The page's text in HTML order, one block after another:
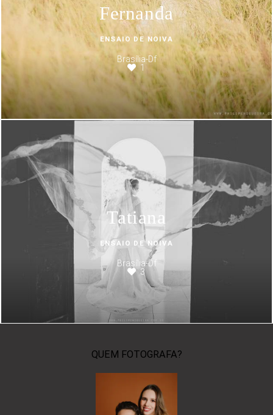
Fernanda
ENSAIO DE NOIVA
Brasília-Df
1
Tatiana
ENSAIO DE NOIVA
Brasília-Df
3
QUEM FOTOGRAFA?